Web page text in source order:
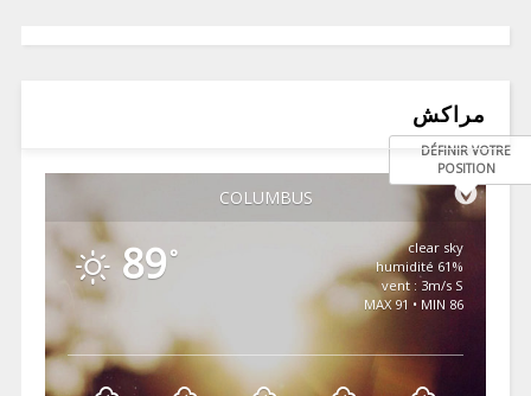
مراكش
COLUMBUS
DÉFINIR VOTRE
POSITION
89 °
clear sky
61% humidité
vent : 3m/s S
MAX 91 • MIN 86